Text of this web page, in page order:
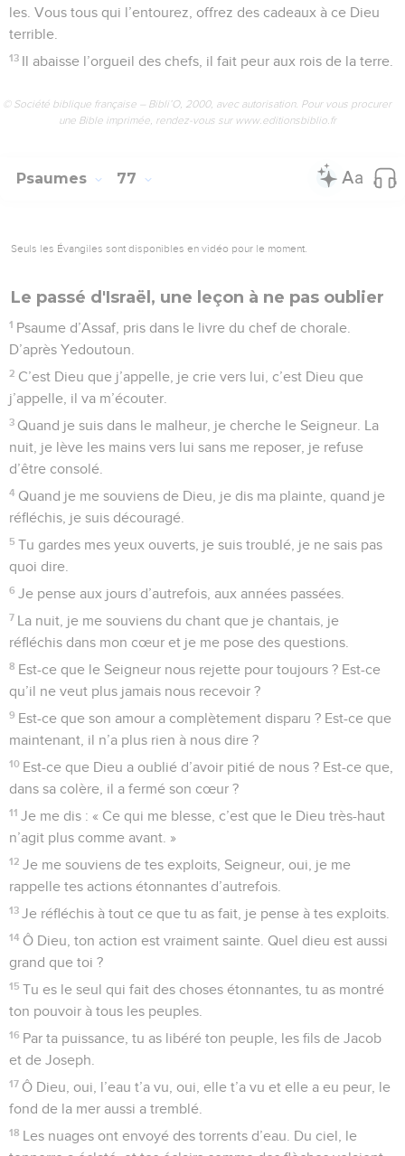
les. Vous tous qui l’entourez, offrez des cadeaux à ce Dieu
terrible.
13 Il abaisse l’orgueil des chefs, il fait peur aux rois de la terre.
© Société biblique française – Bibli’O, 2000, avec autorisation. Pour vous procurer
une Bible imprimée, rendez-vous sur www.editionsbiblio.fr
Psaumes 77
Seuls les Évangiles sont disponibles en vidéo pour le moment.
Le passé d'Israël, une leçon à ne pas oublier
1 Psaume d’Assaf, pris dans le livre du chef de chorale.
D’après Yedoutoun.
2 C’est Dieu que j’appelle, je crie vers lui, c’est Dieu que
j’appelle, il va m’écouter.
3 Quand je suis dans le malheur, je cherche le Seigneur. La
nuit, je lève les mains vers lui sans me reposer, je refuse
d’être consolé.
4 Quand je me souviens de Dieu, je dis ma plainte, quand je
réfléchis, je suis découragé.
5 Tu gardes mes yeux ouverts, je suis troublé, je ne sais pas
quoi dire.
6 Je pense aux jours d’autrefois, aux années passées.
7 La nuit, je me souviens du chant que je chantais, je
réfléchis dans mon cœur et je me pose des questions.
8 Est-ce que le Seigneur nous rejette pour toujours ? Est-ce
qu’il ne veut plus jamais nous recevoir ?
9 Est-ce que son amour a complètement disparu ? Est-ce que
maintenant, il n’a plus rien à nous dire ?
10 Est-ce que Dieu a oublié d’avoir pitié de nous ? Est-ce que,
dans sa colère, il a fermé son cœur ?
11 Je me dis : « Ce qui me blesse, c’est que le Dieu très-haut
n’agit plus comme avant. »
12 Je me souviens de tes exploits, Seigneur, oui, je me
rappelle tes actions étonnantes d’autrefois.
13 Je réfléchis à tout ce que tu as fait, je pense à tes exploits.
14 Ô Dieu, ton action est vraiment sainte. Quel dieu est aussi
grand que toi ?
15 Tu es le seul qui fait des choses étonnantes, tu as montré
ton pouvoir à tous les peuples.
16 Par ta puissance, tu as libéré ton peuple, les fils de Jacob
et de Joseph.
17 Ô Dieu, oui, l’eau t’a vu, oui, elle t’a vu et elle a eu peur, le
fond de la mer aussi a tremblé.
18 Les nuages ont envoyé des torrents d’eau. Du ciel, le